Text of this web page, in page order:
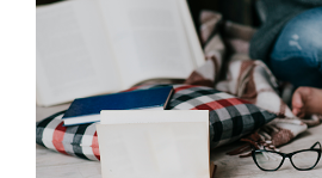
Fără categorie